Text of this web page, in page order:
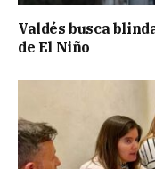
Valdés busca
de El Niño